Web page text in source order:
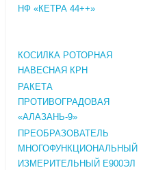
НФ «КЕТРА 44++»
КОСИЛКА РОТОРНАЯ
НАВЕСНАЯ КРН
РАКЕТА
ПРОТИВОГРАДОВАЯ
«АЛАЗАНЬ-9»
ПРЕОБРАЗОВАТЕЛЬ
МНОГОФУНКЦИОНАЛЬНЫЙ
ИЗМЕРИТЕЛЬНЫЙ Е900ЭЛ